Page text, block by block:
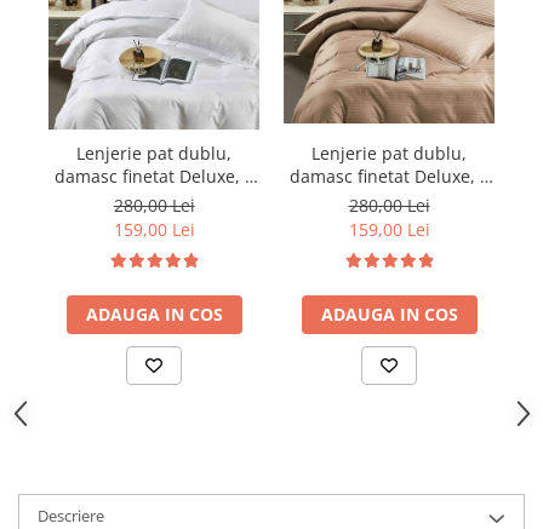
Lenjerie pat dublu,
damasc finetat Deluxe, 6
piese, cearceaf pat cu
elastic, Alb
280,00 Lei
159,00 Lei
ADAUGA IN COS
Lenjerie pat dublu,
damasc finetat Deluxe, 6
piese, cearceaf pat cu
elastic, Maro
280,00 Lei
159,00 Lei
ADAUGA IN COS
Descriere